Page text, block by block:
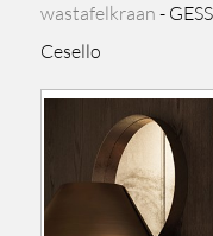
wastafelkraan -
Cesello